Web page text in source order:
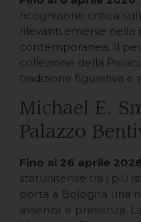
ricognizione critica
rilevanti emerse nella
contemporanea. Il
collezione della
tradizione figurativa e
Michael E.
Palazzo
Fino al 26 aprile
statunitense tra i più
porta a Bologna una
assenza e presenza.